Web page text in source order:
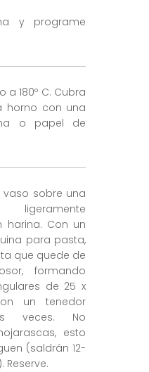
y programe
a 180º C. Cubra
horno con una
o papel de
vaso sobre una
harina. Con un
para pasta,
que quede de
formando
de 25 x
un tenedor
veces. No
esto
(saldrán 12-
Reserve.